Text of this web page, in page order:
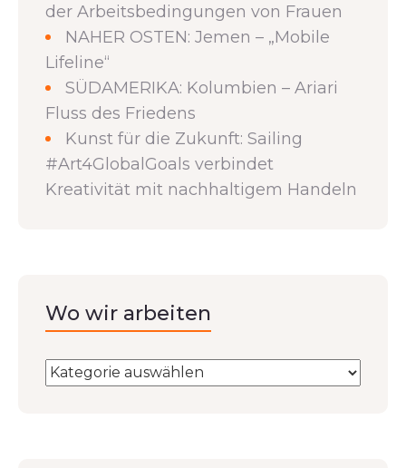
der Arbeitsbedingungen von Frauen
NAHER OSTEN: Jemen – „Mobile
Lifeline“
SÜDAMERIKA: Kolumbien – Ariari
Fluss des Friedens
Kunst für die Zukunft: Sailing
#Art4GlobalGoals verbindet
Kreativität mit nachhaltigem Handeln
Wo wir arbeiten